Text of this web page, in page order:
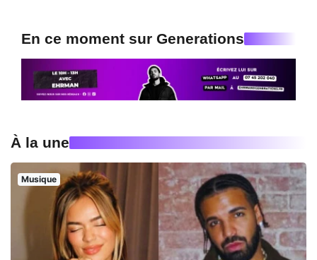
En ce moment sur Generations
À la une
Musique